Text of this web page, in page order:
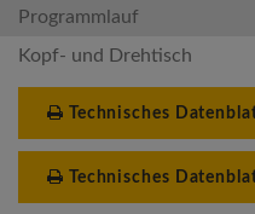
Programmlauf
Kopf- und Drehtisch
Technisches
Technisches